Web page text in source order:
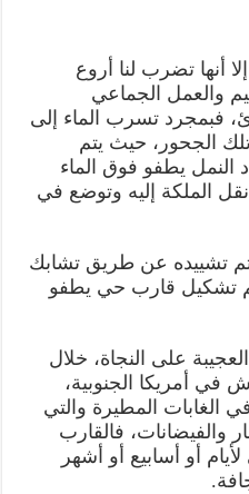
أنها تضرب لنا أروع
والعمل الجماعي
فبمجرد تسرب الماء إلى
الجحور، حيث يتم
يطفو فوق الماء
الملكة إليه وتوضع في
يتم تشييده عن طريق تشابك
تشكيل قارب حي يطفو
على النجاة، خلال
في أمريكا الجنوبية،
الغابات المطيرة والتي
فالقارب
أو أسابيع أو أشهر